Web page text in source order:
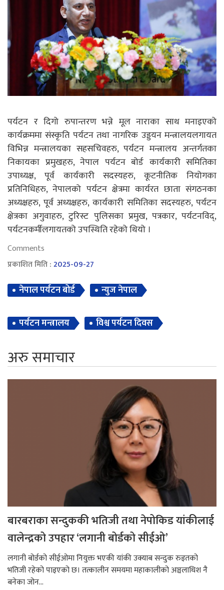
पर्यटन र दिगो रुपान्तरण भन्ने मूल नाराका साथ मनाइएको
कार्यक्रममा संस्कृति पर्यटन तथा नागरिक उड्डयन मन्त्रालयलगायत
विभिन्न मन्त्रालयका सहसचिवहरु, पर्यटन मन्त्रालय अन्तर्गतका
निकायका प्रमुखहरु, नेपाल पर्यटन बोर्ड कार्यकारी समितिका
उपाध्यक्ष, पूर्व कार्यकारी सदस्यहरु, कूटनीतिक नियोगका
प्रतिनिधिहरु, नेपालको पर्यटन क्षेत्रमा कार्यरत छाता संगठनका
अध्यक्षहरु, पूर्व अध्यक्षहरु, कार्यकारी समितिका सदस्यहरु, पर्यटन
क्षेत्रका अगुवाहरु, टुरिस्ट पुलिसका प्रमुख, पत्रकार, पर्यटनविद्,
पर्यटनकर्मीलगायतको उपस्थिति रहेको थियो ।
Comments
प्रकाशित मिति :2025-09-27
नेपाल पर्यटन बोर्ड न्युज नेपाल
पर्यटन मन्त्रालय विश्व पर्यटन दिवस
अरु समाचार
बारबराका सन्दुककी भतिजी तथा नेपोकिड यांकीलाई
वालेन्द्रको उपहार ‘लगानी बोर्डको सीईओ’
लगानी बोर्डको सीईओमा नियुक्त भएकी यांकी उक्याब सन्दुक रुइतको
भतिजी रहेको पाइएको छ। तत्कालीन समयमा महाकालीको अञ्चलाधिश नै
बनेका जोन...